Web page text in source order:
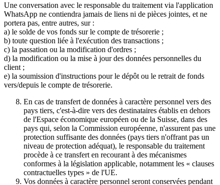
Une conversation avec le responsable du traitement via l'application
WhatsApp ne contiendra jamais de liens ni de pièces jointes, et ne
portera pas, entre autres, sur :
a) le solde de vos fonds sur le compte de trésorerie ;
b) toute question liée à l'exécution des transactions ;
c) la passation ou la modification d'ordres ;
d) la modification ou la mise à jour des données personnelles du
client ;
e) la soumission d'instructions pour le dépôt ou le retrait de fonds
vers/depuis le compte de trésorerie.
En cas de transfert de données à caractère personnel vers des
pays tiers, c'est-à-dire vers des destinataires établis en dehors
de l'Espace économique européen ou de la Suisse, dans des
pays qui, selon la Commission européenne, n'assurent pas une
protection suffisante des données (pays tiers n'offrant pas un
niveau de protection adéquat), le responsable du traitement
procède à ce transfert en recourant à des mécanismes
conformes à la législation applicable, notamment les « clauses
contractuelles types » de l'UE.
Vos données à caractère personnel seront conservées pendant